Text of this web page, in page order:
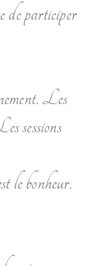
participer
Les
sessions
le bonheur.